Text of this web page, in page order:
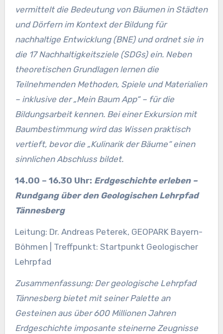
vermittelt die Bedeutung von Bäumen in Städten
und Dörfern im Kontext der Bildung für
nachhaltige Entwicklung (BNE) und ordnet sie in
die 17 Nachhaltigkeitsziele (SDGs) ein. Neben
theoretischen Grundlagen lernen die
Teilnehmenden Methoden, Spiele und Materialien
– inklusive der „Mein Baum App“ – für die
Bildungsarbeit kennen. Bei einer Exkursion mit
Baumbestimmung wird das Wissen praktisch
vertieft, bevor die „Kulinarik der Bäume“ einen
sinnlichen Abschluss bildet.
14.00 – 16.30 Uhr: Erdgeschichte erleben –
Rundgang über den Geologischen Lehrpfad
Tännesberg
Leitung: Dr. Andreas Peterek, GEOPARK Bayern-
Böhmen | Treffpunkt: Startpunkt Geologischer
Lehrpfad
Zusammenfassung: Der geologische Lehrpfad
Tännesberg bietet mit seiner Palette an
Gesteinen aus über 600 Millionen Jahren
Erdgeschichte imposante steinerne Zeugnisse